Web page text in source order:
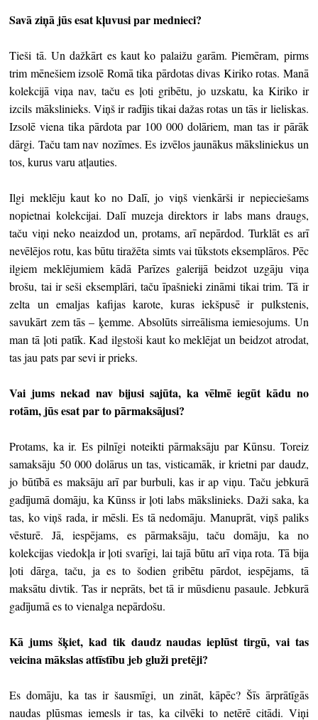
Savā ziņā jūs esat kļuvusi par mednieci?
Tieši tā. Un dažkārt es kaut ko palaižu garām. Piemēram, pirms
trim mēnešiem izsolē Romā tika pārdotas divas Kiriko rotas. Manā
kolekcijā viņa nav, taču es ļoti gribētu, jo uzskatu, ka Kiriko ir
izcils mākslinieks. Viņš ir radījis tikai dažas rotas un tās ir lieliskas.
Izsolē viena tika pārdota par 100 000 dolāriem, man tas ir pārāk
dārgi. Taču tam nav nozīmes. Es izvēlos jaunākus māksliniekus un
tos, kurus varu atļauties.
Ilgi meklēju kaut ko no Dalī, jo viņš vienkārši ir nepieciešams
nopietnai kolekcijai. Dalī muzeja direktors ir labs mans draugs,
taču viņi neko neaizdod un, protams, arī nepārdod. Turklāt es arī
nevēlējos rotu, kas būtu tiražēta simts vai tūkstots eksemplāros. Pēc
ilgiem meklējumiem kādā Parīzes galerijā beidzot uzgāju viņa
brošu, tai ir seši eksemplāri, taču īpašnieki zināmi tikai trim. Tā ir
zelta un emaljas kafijas karote, kuras iekšpusē ir pulkstenis,
savukārt zem tās – ķemme. Absolūts sirreālisma iemiesojums. Un
man tā ļoti patīk. Kad ilgstoši kaut ko meklējat un beidzot atrodat,
tas jau pats par sevi ir prieks.
Vai jums nekad nav bijusi sajūta, ka vēlmē iegūt kādu no
rotām, jūs esat par to pārmaksājusi?
Protams, ka ir. Es pilnīgi noteikti pārmaksāju par Kūnsu. Toreiz
samaksāju 50 000 dolārus un tas, visticamāk, ir krietni par daudz,
jo būtībā es maksāju arī par burbuli, kas ir ap viņu. Taču jebkurā
gadījumā domāju, ka Kūnss ir ļoti labs mākslinieks. Daži saka, ka
tas, ko viņš rada, ir mēsli. Es tā nedomāju. Manuprāt, viņš paliks
vēsturē. Jā, iespējams, es pārmaksāju, taču domāju, ka no
kolekcijas viedokļa ir ļoti svarīgi, lai tajā būtu arī viņa rota. Tā bija
ļoti dārga, taču, ja es to šodien gribētu pārdot, iespējams, tā
maksātu divtik. Tas ir neprāts, bet tā ir mūsdienu pasaule. Jebkurā
gadījumā es to vienalga nepārdošu.
Kā jums šķiet, kad tik daudz naudas ieplūst tirgū, vai tas
veicina mākslas attīstību jeb gluži pretēji?
Es domāju, ka tas ir šausmīgi, un zināt, kāpēc? Šīs ārprātīgās
naudas plūsmas iemesls ir tas, ka cilvēki to netērē citādi. Viņi